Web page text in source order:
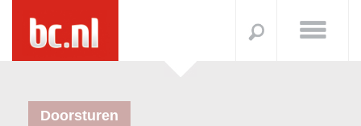
Doorsturen